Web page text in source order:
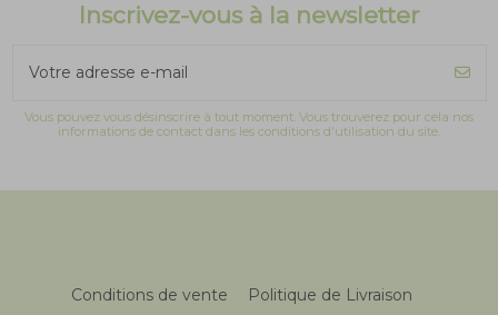
Inscrivez-vous à la newsletter
Vous pouvez vous désinscrire à tout moment. Vous trouverez pour cela nos
informations de contact dans les conditions d'utilisation du site.
Conditions de vente
Politique de Livraison